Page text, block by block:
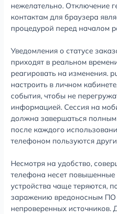
нежелательно. Отключение
контактам для браузера
процедурой перед началом
Уведомления о статусе
приходят в реальном
реагировать на изменения.
настроить в личном
события, чтобы не
информацией. Сессия на
должна завершаться
после каждого
телефоном пользуются
Несмотря на удобство,
телефона несет
устройства чаще теряются,
заражению вредоносным ПО
непроверенных источников.